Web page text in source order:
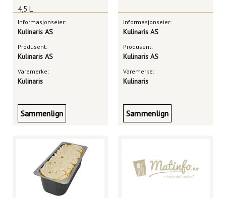
4,5 L
Informasjonseier:
Kulinaris AS
Produsent:
Kulinaris AS
Varemerke:
Kulinaris
Sammenlign
Informasjonseier:
Kulinaris AS
Produsent:
Kulinaris AS
Varemerke:
Kulinaris
Sammenlign